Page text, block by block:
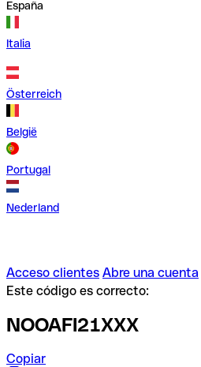
España
Italia
Österreich
België
Portugal
Nederland
Acceso clientes Abre una cuenta
Este código es correcto:
NOOAFI21XXX
Copiar